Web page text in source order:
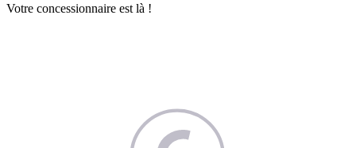
Votre concessionnaire est là !